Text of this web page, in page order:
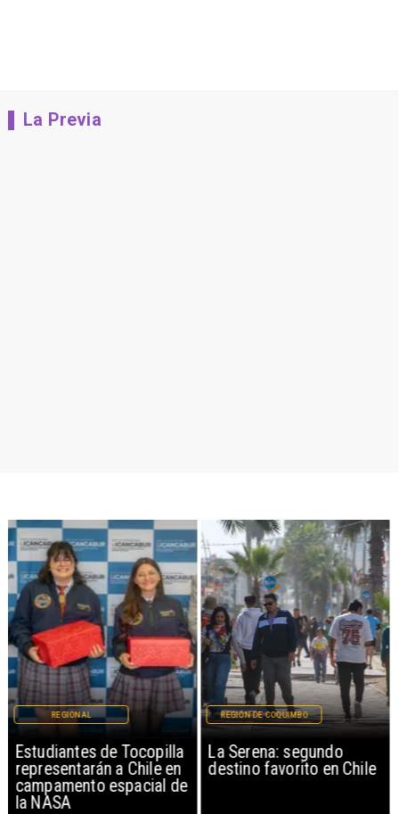
La Previa
Estudiantes de Tocopilla
representarán a Chile en
campamento espacial de
la NASA
REGIONAL
La Serena: segundo
destino favorito en Chile
REGIÓN DE COQUIMBO